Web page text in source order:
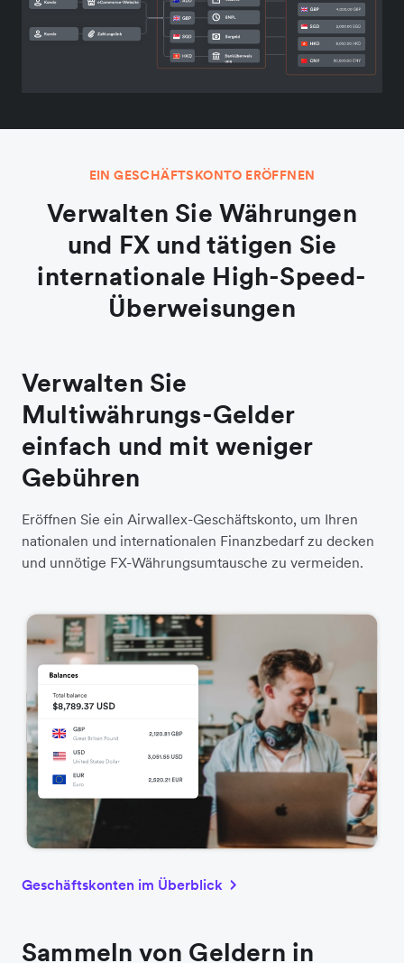
EIN GESCHÄFTSKONTO ERÖFFNEN
Verwalten Sie Währungen
und FX und tätigen Sie
internationale High-Speed-
Überweisungen
Verwalten Sie
Multiwährungs-Gelder
einfach und mit weniger
Gebühren
Eröffnen Sie ein Airwallex-Geschäftskonto, um Ihren
nationalen und internationalen Finanzbedarf zu decken
und unnötige FX-Währungsumtausche zu vermeiden.
Geschäftskonten im Überblick
Sammeln von Geldern in